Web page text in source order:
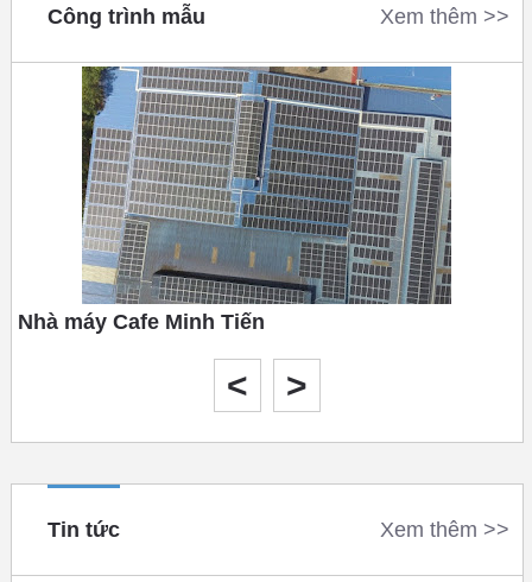
Công trình mẫu Xem thêm >>
Nhà máy Cafe Minh Tiến
< >
Tin tức Xem thêm >>